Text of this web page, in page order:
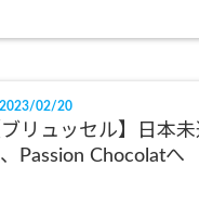
02/20
リュッセル】日本
Passion Chocolatへ